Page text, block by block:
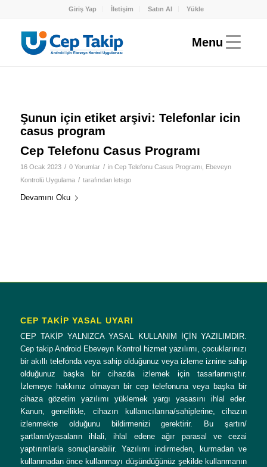
Giriş Yap İletişim Satın Al Yükle
Şunun için etiket arşivi: Telefonlar icin
casus program
Cep Telefonu Casus Programı
16 Ocak 2023 / 0 Yorumlar / in Cep Telefonu Casus Programı
Ebeveyn
Kontrolü Uygulama / tarafından letsgo
Devamını Oku
CEP TAKİP YASAL UYARI
CEP TAKİP YALNIZCA YASAL KULLANIM İÇİN YAZILIMDIR.
Cep takip Android Ebeveyn Kontrol hizmet yazılımı, çocuklarınızı
bir akıllı telefonda veya sahip olduğunuz veya izleme iznine sahip
olduğunuz başka bir cihazda izlemek için tasarlanmıştır.
İzlemeye hakkınız olmayan bir cep telefonuna veya başka bir
cihaza gözetim yazılımı yüklemek yargı yasasını ihlal eder.
Kanun, genellikle, cihazın kullanıcılarına/sahiplerine, cihazın
izlenmekte olduğunu bildirmenizi gerektirir. Bu şartın/
şartların/yasaların ihlali, ihlal edene ağır parasal ve cezai
yaptırımlarla sonuçlanabilir. Yazılımı indirmeden, kurmadan ve
kullanmadan önce kullanmayı düşündüğünüz şekilde kullanmanın